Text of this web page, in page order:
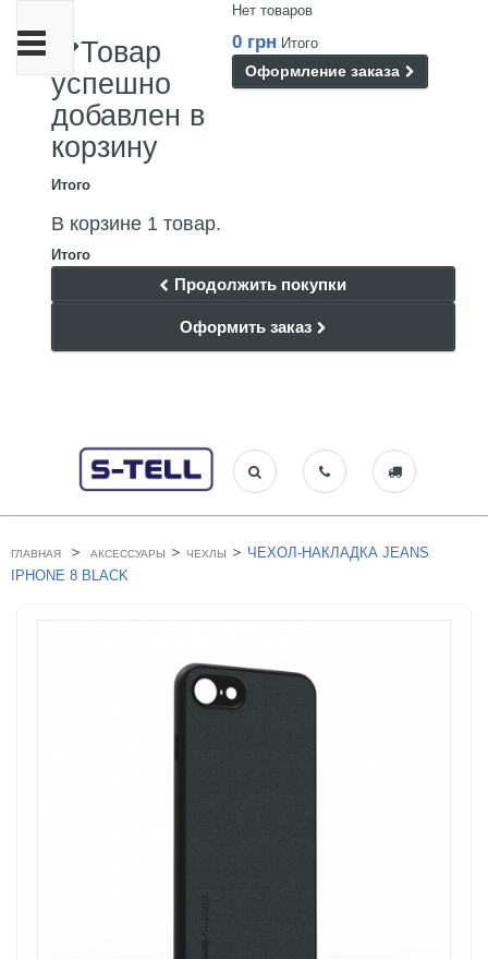
Нет товаров
0 грн Итого
Оформление заказа
Товар
успешно
добавлен в
корзину
Итого
В корзине 1 товар.
Итого
Продолжить покупки
Оформить заказ
Переключить
навигации
ГЛАВНАЯ > АКСЕССУАРЫ > ЧЕХЛЫ > ЧЕХОЛ-НАКЛАДКА JEANS
IPHONE 8 BLACK